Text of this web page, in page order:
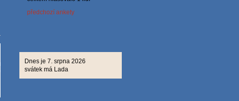
předchozí ankety
Dnes je 7. srpna 2026
svátek má Lada